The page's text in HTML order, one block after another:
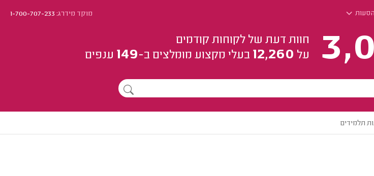
מוקד מידרג:1-700-707-233
חוות דעת של לקוחות קודמים
על 12,260 בעלי מקצוע מומלצים ב-149 ענפים
תלמידים